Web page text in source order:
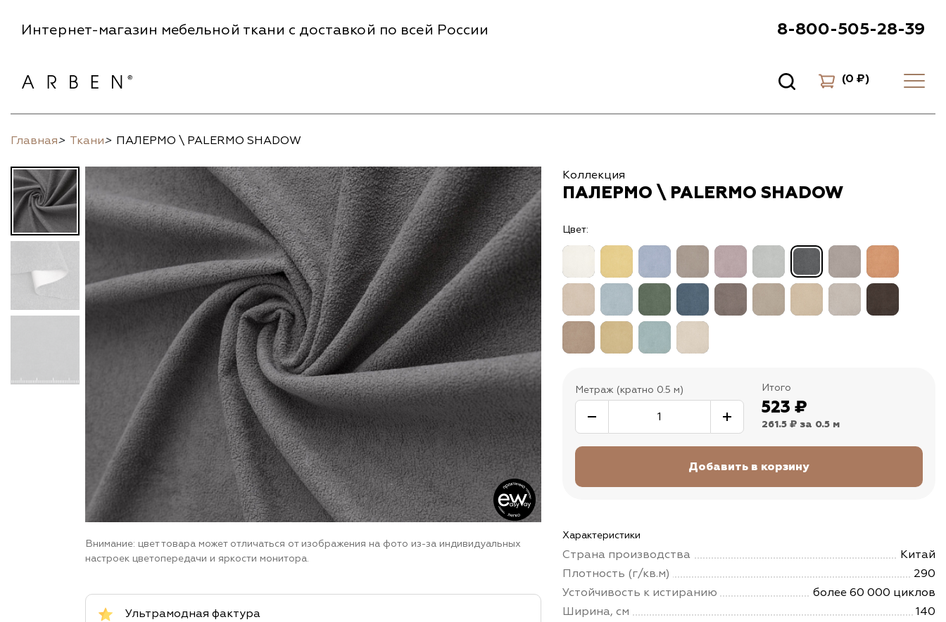
Интернет-магазин мебельной ткани с доставкой по всей России 8-800-505-28-39
(0 ₽)
Главная> Ткани> ПАЛЕРМО \ PALERMO SHADOW
Внимание: цвет товара может отличаться от изображения на фото из-за индивидуальных
настроек цветопередачи и яркости монитора.
Ультрамодная фактура
Коллекция
ПАЛЕРМО \ PALERMO SHADOW
Цвет:
Метраж (кратно 0.5 м) Итого
523 ₽
261.5 ₽ за 0.5 м
Характеристики
Страна производства
Китай
Плотность (г/кв.м)
290
Устойчивость к истиранию
более 60 000 циклов
Ширина, см
140